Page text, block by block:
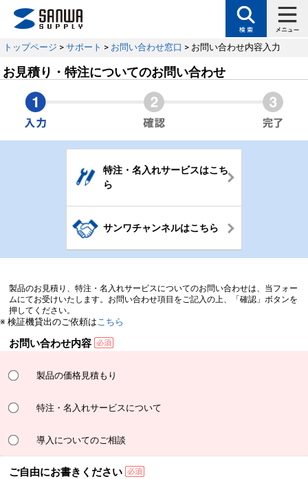
トップページ > サポート > お問い合わせ窓口 > お問い合わせ内容入力
お見積り・特注についてのお問い合わせ
特注・名入れサービスはこち
ら
サンワチャンネルはこちら
製品のお見積り、特注・名入れサービスについてのお問い合わせは、当フォー
ムにてお受けいたします。お問い合わせ項目をご記入の上、「確認」ボタンを
押してください。
※ 検証機貸出のご依頼は こちら
お問い合わせ内容
製品の価格見積もり
特注・名入れサービスについて
導入についてのご相談
ご自由にお書きください